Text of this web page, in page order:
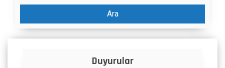
Ara
İlanlar